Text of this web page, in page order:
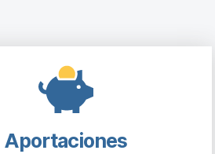
Aportaciones